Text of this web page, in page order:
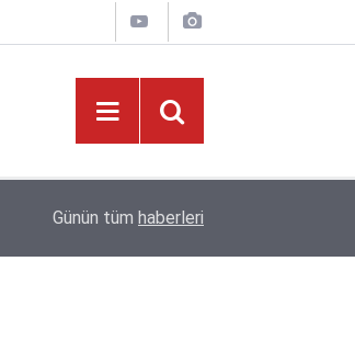
Kararında!
Günün tüm haberleri